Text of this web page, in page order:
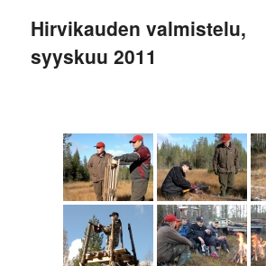
Hirvikauden valmistelu,
syyskuu 2011